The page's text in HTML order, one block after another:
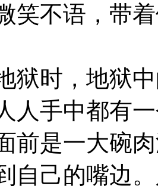
笑不语，带
狱时，地狱
人手中都有
前是一大碗
自己的嘴边